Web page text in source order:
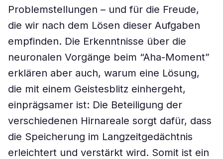
Problemstellungen – und für die Freude,
die wir nach dem Lösen dieser Aufgaben
empfinden. Die Erkenntnisse über die
neuronalen Vorgänge beim “Aha-Moment”
erklären aber auch, warum eine Lösung,
die mit einem Geistesblitz einhergeht,
einprägsamer ist: Die Beteiligung der
verschiedenen Hirnareale sorgt dafür, dass
die Speicherung im Langzeitgedächtnis
erleichtert und verstärkt wird. Somit ist ein